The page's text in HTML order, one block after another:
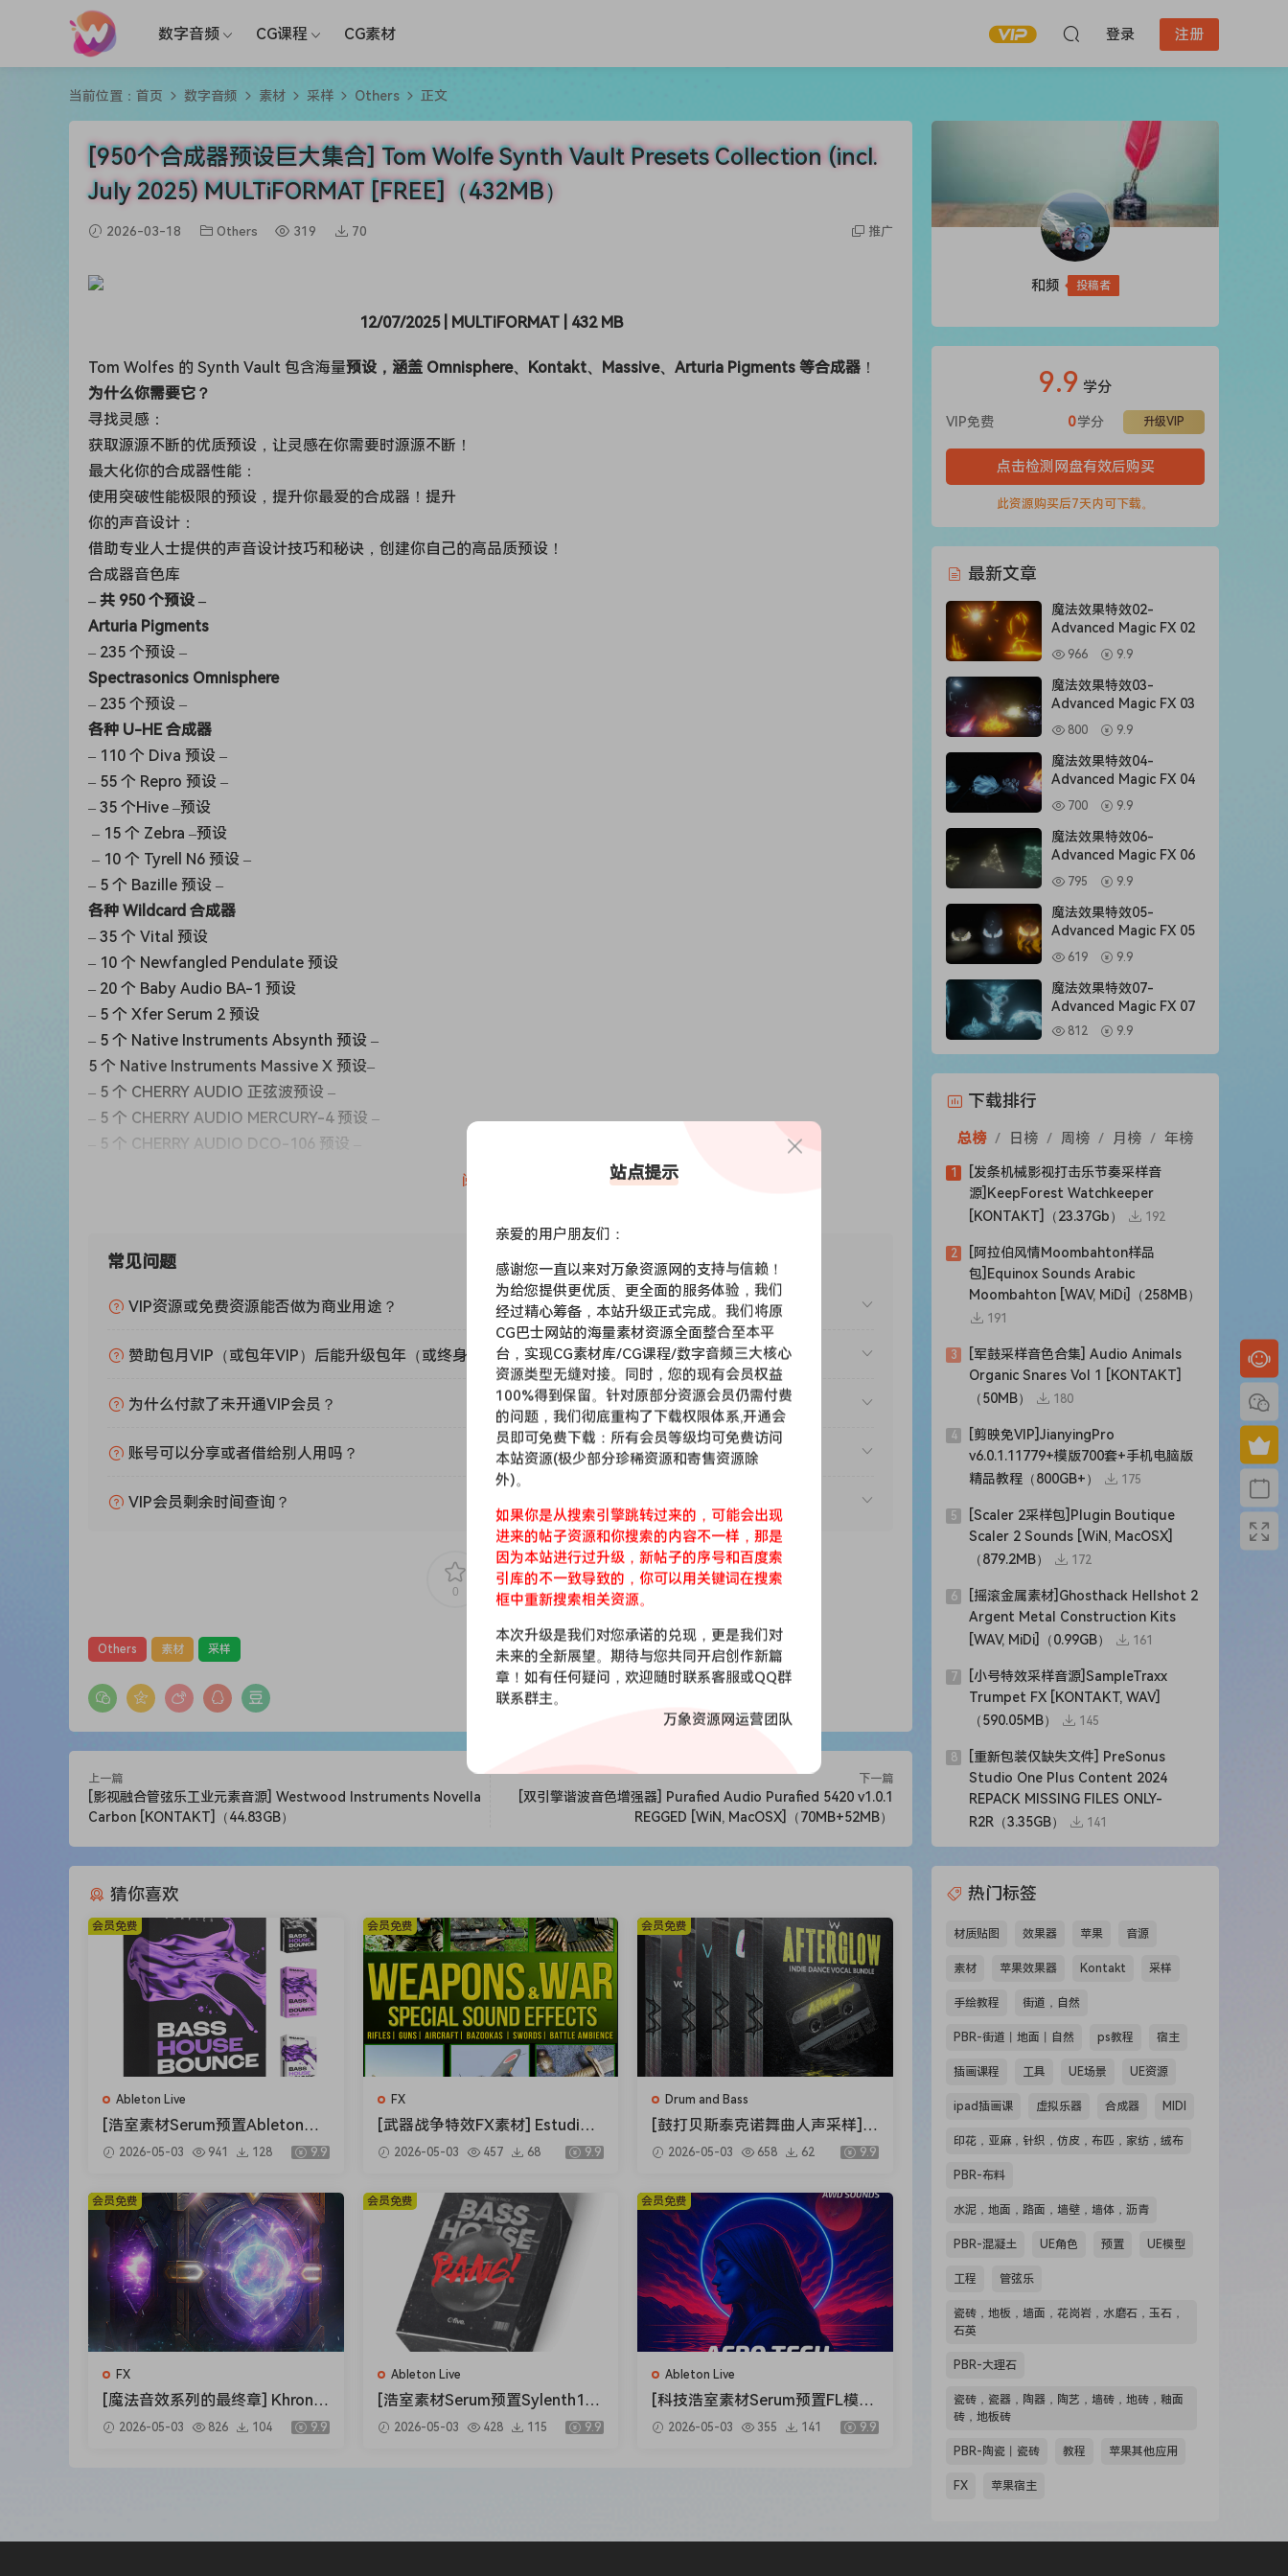
数字音频 CG课程 CG素材 登录 注册
当前位置： 首页 数字音频 素材 采样 Others 正文
[950个合成器预设巨大集合] Tom Wolfe Synth Vault Presets Collection (incl.
July 2025) MULTiFORMAT [FREE]（432MB）
2026-03-18 Others 319 70 推广
12/07/2025 | MULTiFORMAT | 432 MB
Tom Wolfes 的 Synth Vault 包含海量预设，涵盖 Omnisphere、Kontakt、Massive、Arturia Pigments 等合成器 ！
为什么你需要它？
寻找灵感：
获取源源不断的优质预设，让灵感在你需要时源源不断！
最大化你的合成器性能：
使用突破性能极限的预设，提升你最爱的合成器！提升
你的声音设计：
借助专业人士提供的声音设计技巧和秘诀，创建你自己的高品质预设！
合成器音色库
– 共 950 个预设 –
Arturia Pigments
– 235 个预设 –
Spectrasonics Omnisphere
– 235 个预设 –
各种 U-HE 合成器
– 110 个 Diva 预设 –
– 55 个 Repro 预设 –
– 35 个Hive –预设
– 15 个 Zebra –预设
– 10 个 Tyrell N6 预设 –
– 5 个 Bazille 预设 –
各种 Wildcard 合成器
– 35 个 Vital 预设
– 10 个 Newfangled Pendulate 预设
– 20 个 Baby Audio BA-1 预设
– 5 个 Xfer Serum 2 预设
– 5 个 Native Instruments Absynth 预设 –
5 个 Native Instruments Massive X 预设–
– 5 个 CHERRY AUDIO 正弦波预设 –
– 5 个 CHERRY AUDIO MERCURY-4 预设 –
– 5 个 CHERRY AUDIO DCO-106 预设 –
– 5 个 BX_OBERHAUSEN 预设 –
– 5 个 GFORCE OBERHEIM OB-E 预设 –
– 5 个 GFORCE OBERHEIM SEM 预设 –
– 5 个 GFORCE ODDITY3 预设 –
– 10 TAL J-8 预设 –
– – 5 个 ARTURIA MINIFREAK V 预设 –
– 5 个 BABY AUDIO ATOMS 预设 –
– 5 个 BABY AUDIO ATOMS 预设 –
– 5 个 GFORCE BASS STATION 预设 –
2025年7月全新音色库：
本月Pigments预设包含一个尖锐的琶音合成器、一个随机音序、一个活泼的槌击音色等等！
OMNISPHERE预设
本月Omnisphere预设包含一个丰富的模拟风格合成器、一个硬同步音序、一个纹理丰富的Pad音色等等。
本月您将获得5个U-he Diva预设。这些预设包含一个和弦音序、一个律动十足的贝斯、一个怪诞的Pad音色
等等！
WILDCARD预设
7月的Wildcard合成器是……Cherry Audio Yellowjacket！这款小巧而强劲的合成器蕴藏着巨大的能量，所
以本月您将听到一些粗犷的音色！您将找到一个极具侵略性的主音、一个粗犷的Pad音色等等！
总计：
– 950个预设 –
Tom Wolfes’s Synth Vault includes huge collection of
950 presets for Omnisphere, Kontakt, Massive, Arturia
Pigments and other synths presets
WHY DO YOU NEED THIS?
FIND INSPIRATION
Get access to a stream of high-quality presets to keep the inspiration flowing when you need it!
MAXIMISE YOUR SYNTHS
Boost your favourite synths with presets that push the boundaries of their capabilities!
IMPROVE YOUR SOUND DESIGN
Create your own high-quality presets with sound design tips and tricks from a professional!
SYNTH VAULT ARCHIVES
– TOTAL 950 PRESETS –
ARTURIA PIGMENTS
– 235 PRESETS –
阅读全文
常见问题
VIP资源或免费资源能否做为商业用途？
赞助包月VIP（或包年VIP）后能升级包年（或终身VIP）吗？
为什么付款了未开通VIP会员？
账号可以分享或者借给别人用吗？
VIP会员剩余时间查询？
0 0
Others 素材 采样
上一篇
[影视融合管弦乐工业元素音源] Westwood Instruments Novella
Carbon [KONTAKT]（44.83GB）
下一篇
[双引擎谐波音色增强器] Purafied Audio Purafied 5420 v1.0.1
REGGED [WiN, MacOSX]（70MB+52MB）
猜你喜欢
Ableton Live
[浩室素材Serum预置Ableton模
板FL模板] Shadow Samples Bas
s House Bounce Vol.2 The Com
2026-05-03 941 128 9.9
会员免费
FX
[武器战争特效FX素材] Estudios
Talkback Weapons and War Sp
ecial Sound Effects [FLAC]（21
2026-05-03 457 68 9.9
会员免费
Drum and Bass
[鼓打贝斯泰克诺舞曲人声采样]W
eapon Sounds The Everything
Vocal Collection [WAV]（514M
2026-05-03 658 62 9.9
会员免费
FX
[魔法音效系列的最终章] Khron S
tudio Spells Variations Vol.4 [W
AV]（0.98GB）
2026-05-03 826 104 9.9
会员免费
Ableton Live
[浩室素材Serum预置Sylenth1预
置FL模板Ableton模板] Ofive Ba
ng House [WAV, MiDi]（1.33G
2026-05-03 428 115 9.9
会员免费
Ableton Live
[科技浩室素材Serum预置FL模板
Ableton模板] AWD Sounds Mys
tical Rituals Vol.1 [WAV, MiDi]
2026-05-03 355 141 9.9
会员免费
和频 投稿者
9.9 学分
VIP免费 升级VIP
0学分
点击检测网盘有效后购买
此资源购买后7天内可下载。
最新文章
魔法效果特效02-
Advanced Magic FX 02
966 9.9
魔法效果特效03-
Advanced Magic FX 03
800 9.9
魔法效果特效04-
Advanced Magic FX 04
700 9.9
魔法效果特效06-
Advanced Magic FX 06
795 9.9
魔法效果特效05-
Advanced Magic FX 05
619 9.9
魔法效果特效07-
Advanced Magic FX 07
812 9.9
下载排行
总榜 / 日榜 / 周榜 / 月榜 / 年榜
1
[发条机械影视打击乐节奏采样音
源]KeepForest Watchkeeper
[KONTAKT]（23.37Gb）
192
2
[阿拉伯风情Moombahton样品
包]Equinox Sounds Arabic
Moombahton [WAV, MiDi]（258MB）
191
3
[军鼓采样音色合集] Audio Animals
Organic Snares Vol 1 [KONTAKT]
（50MB）
180
4
[剪映免VIP]JianyingPro
v6.0.1.11779+模版700套+手机电脑版
精品教程（800GB+）
175
5
[Scaler 2采样包]Plugin Boutique
Scaler 2 Sounds [WiN, MacOSX]
（879.2MB）
172
6
[摇滚金属素材]Ghosthack Hellshot 2
Argent Metal Construction Kits
[WAV, MiDi]（0.99GB）
161
7
[小号特效采样音源]SampleTraxx
Trumpet FX [KONTAKT, WAV]
（590.05MB）
145
8
[重新包装仅缺失文件] PreSonus
Studio One Plus Content 2024
REPACK MISSING FILES ONLY-
R2R（3.35GB）
141
热门标签
材质贴图 效果器 苹果 音源
素材 苹果效果器 Kontakt 采样
手绘教程 街道，自然
PBR-街道丨地面丨自然 ps教程 宿主
插画课程 工具 UE场景 UE资源
ipad插画课 虚拟乐器 合成器 MIDI
印花，亚麻，针织，仿皮，布匹，家纺，绒布
PBR-布料
水泥，地面，路面，墙壁，墙体，沥青
PBR-混凝土 UE角色 预置 UE模型
工程 管弦乐
瓷砖，地板，墙面，花岗岩，水磨石，玉石，
石英
PBR-大理石
瓷砖，瓷器，陶器，陶艺，墙砖，地砖，釉面
砖，地板砖
PBR-陶瓷丨瓷砖 教程 苹果其他应用
FX 苹果宿主
站点提示
亲爱的用户朋友们：
感谢您一直以来对万象资源网的支持与信赖！
为给您提供更优质、更全面的服务体验，我们
经过精心筹备，本站升级正式完成。我们将原
CG巴士网站的海量素材资源全面整合至本平
台，实现CG素材库/CG课程/数字音频三大核心
资源类型无缝对接。同时，您的现有会员权益
100%得到保留。针对原部分资源会员仍需付费
的问题，我们彻底重构了下载权限体系,开通会
员即可免费下载：所有会员等级均可免费访问
本站资源(极少部分珍稀资源和寄售资源除
外)。
如果你是从搜索引擎跳转过来的，可能会出现
进来的帖子资源和你搜索的内容不一样，那是
因为本站进行过升级，新帖子的序号和百度索
引库的不一致导致的，你可以用关键词在搜索
框中重新搜索相关资源。
本次升级是我们对您承诺的兑现，更是我们对
未来的全新展望。期待与您共同开启创作新篇
章！如有任何疑问，欢迎随时联系客服或QQ群
联系群主。
万象资源网运营团队